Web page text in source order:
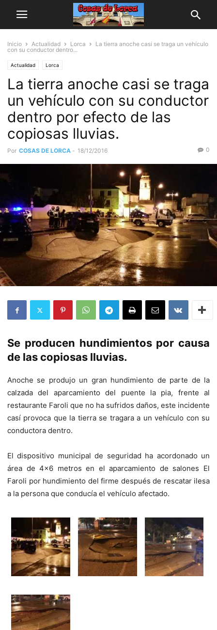
Inicio Actualidad Lorca
La tierra anoche casi se traga un vehículo
con su conductor dentro...
Actualidad Lorca
La tierra anoche casi se traga
un vehículo con su conductor
dentro por efecto de las
copiosas lluvias.
Por COSAS DE LORCA - 18/12/2016 0
Se producen hundimientos por causa
de las copiosas lluvias.
Anoche se produjo un gran hundimiento de parte de la
calzada del aparcamiento del puente la pia, frente al
restaurante Faroli que no ha sufridos daños, este incidente
casí provoca que la tierra se tragara a un vehículo con su
conductora dentro.
El dispositivo municipal de seguridad ha acordonado un
área de 4×6 metros en el aparcamiento de salones El
Faroli por hundimiento del firme después de rescatar ilesa
a la persona que conducía el vehículo afectado.